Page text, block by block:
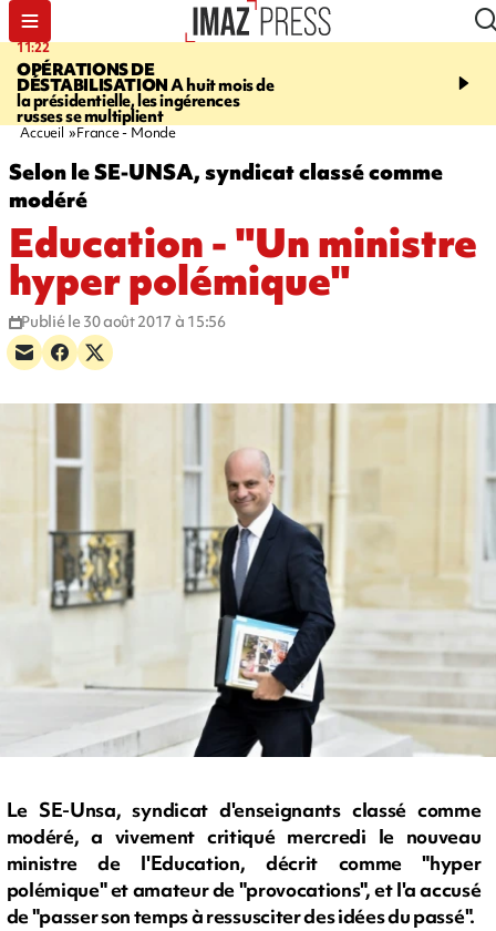
11:22
OPÉRATIONS DE
DÉSTABILISATIONA huit mois de
la présidentielle, les ingérences
russes se multiplient
14:51
Rivière triple champion
Accueil France - Monde
Selon le SE-UNSA, syndicat classé comme
modéré
Education - "Un ministre
hyper polémique"
Publié le 30 août 2017 à 15:56
Le SE-Unsa, syndicat d'enseignants classé comme
modéré, a vivement critiqué mercredi le nouveau
ministre de l'Education, décrit comme "hyper
polémique" et amateur de "provocations", et l'a accusé
de "passer son temps à ressusciter des idées du passé".